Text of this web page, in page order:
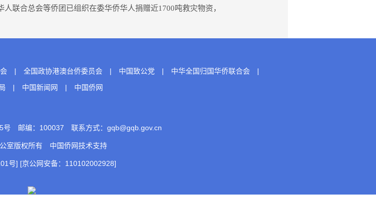
联合总会等侨团已组织在委华侨华人捐赠近1700吨救灾物资，
| 全国政协港澳台侨委员会 | 中国致公党 | 中华全国归国华侨联合会
|
| 中国新闻网 | 中国侨网
号 邮编：100037 联系方式：gqb@gqb.gov.cn
室版权所有 中国侨网技术支持
号] [京公网安备：110102002928]